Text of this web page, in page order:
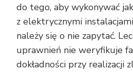
do tego, aby wykonywać
z elektrycznymi
należy się o nie zapytać.
uprawnień nie weryfikuje
dokładności przy realizacji